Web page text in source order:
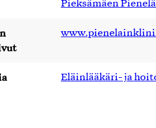
Pieksämäen
Eläinlääkäri- ja